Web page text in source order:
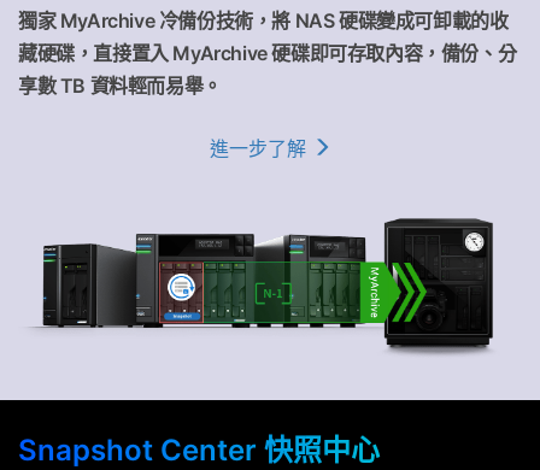
獨家 MyArchive 冷備份技術，將 NAS 硬碟變成可卸載的收
藏硬碟，直接置入 MyArchive 硬碟即可存取內容，備份、分
享數 TB 資料輕而易舉。
進一步了解
Snapshot Center 快照中心